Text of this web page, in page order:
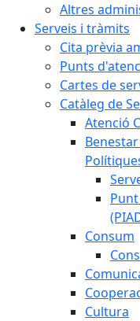
Altres
Serveis i tràmits
Cita prèvia
Punts
Cartes de
Catàleg de
Atenció
Consum
Cultura